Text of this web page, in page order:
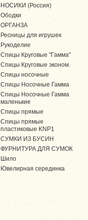
НОСИКИ (Россия)
Ободки
ОРГАНЗА
Ресницы для игрушек
Рукоделие
Спицы Круговые "Гамма"
Спицы Круговые эконом.
Спицы носочные
Спицы Носочные Гамма
Спицы Носочные Гамма
маленькие
Спицы прямые
Спицы прямые
пластиковые KNP1
СУМКИ ИЗ БУСИН
ФУРНИТУРА ДЛЯ СУМОК
Шило
Ювелирная серединка